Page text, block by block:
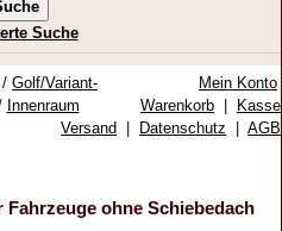
Suche
/ Golf/Variant-
Innenraum
Mein Konto
Warenkorb
Kasse
Versand
Datenschutz AGB
Fahrzeuge ohne Schiebedach